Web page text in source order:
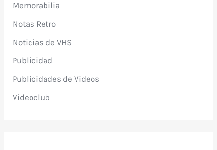
Memorabilia
Notas Retro
Noticias de VHS
Publicidad
Publicidades de Videos
Videoclub